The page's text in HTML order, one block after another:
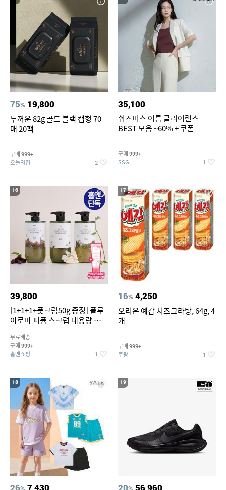
75% 19,800
두꺼운 82g 골드 블랙 캡형 70
매 20팩
구매 999+
오늘의집 2
35,100
쉬즈미스 여름 클리어런스
BEST 모음 ~60% + 쿠폰
구매 999+
SSG 1
16
39,800
[1+1+1+풋크림50g 증정] 플루
아로마 퍼퓸 스크럽 대용량 바디
무료배송
구매 999+
홈앤쇼핑 1
17
16% 4,250
오리온 예감 치즈그라탕, 64g, 4
개
구매 999+
쿠팡 1
18 19